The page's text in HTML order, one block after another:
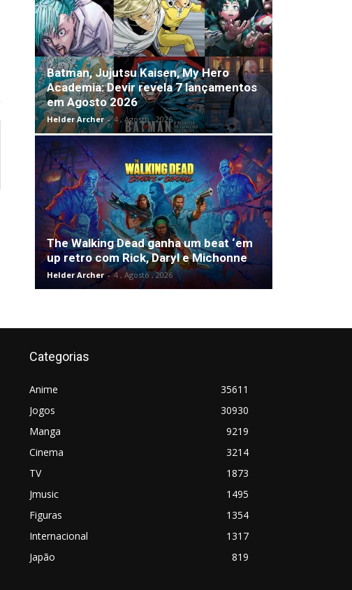
Batman, Jujutsu Kaisen, My Hero
Academia: Devir revela 7 lançamentos
em Agosto 2026
Helder Archer - 4 , Agosto , 2026
The Walking Dead ganha um beat ‘em
up retro com Rick, Daryl e Michonne
Helder Archer - 4 , Agosto , 2026
Categorias
Anime
35611
Jogos
30930
Manga
9219
Cinema
3214
TV
1873
Jmusic
1495
Figuras
1354
Internacional
1317
Japão
819